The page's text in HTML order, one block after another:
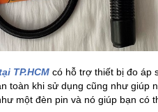
TP.HCM có hỗ trợ thiết bị đo áp
toàn khi sử dụng cũng như giúp
một đèn pin và nó giúp bạn có